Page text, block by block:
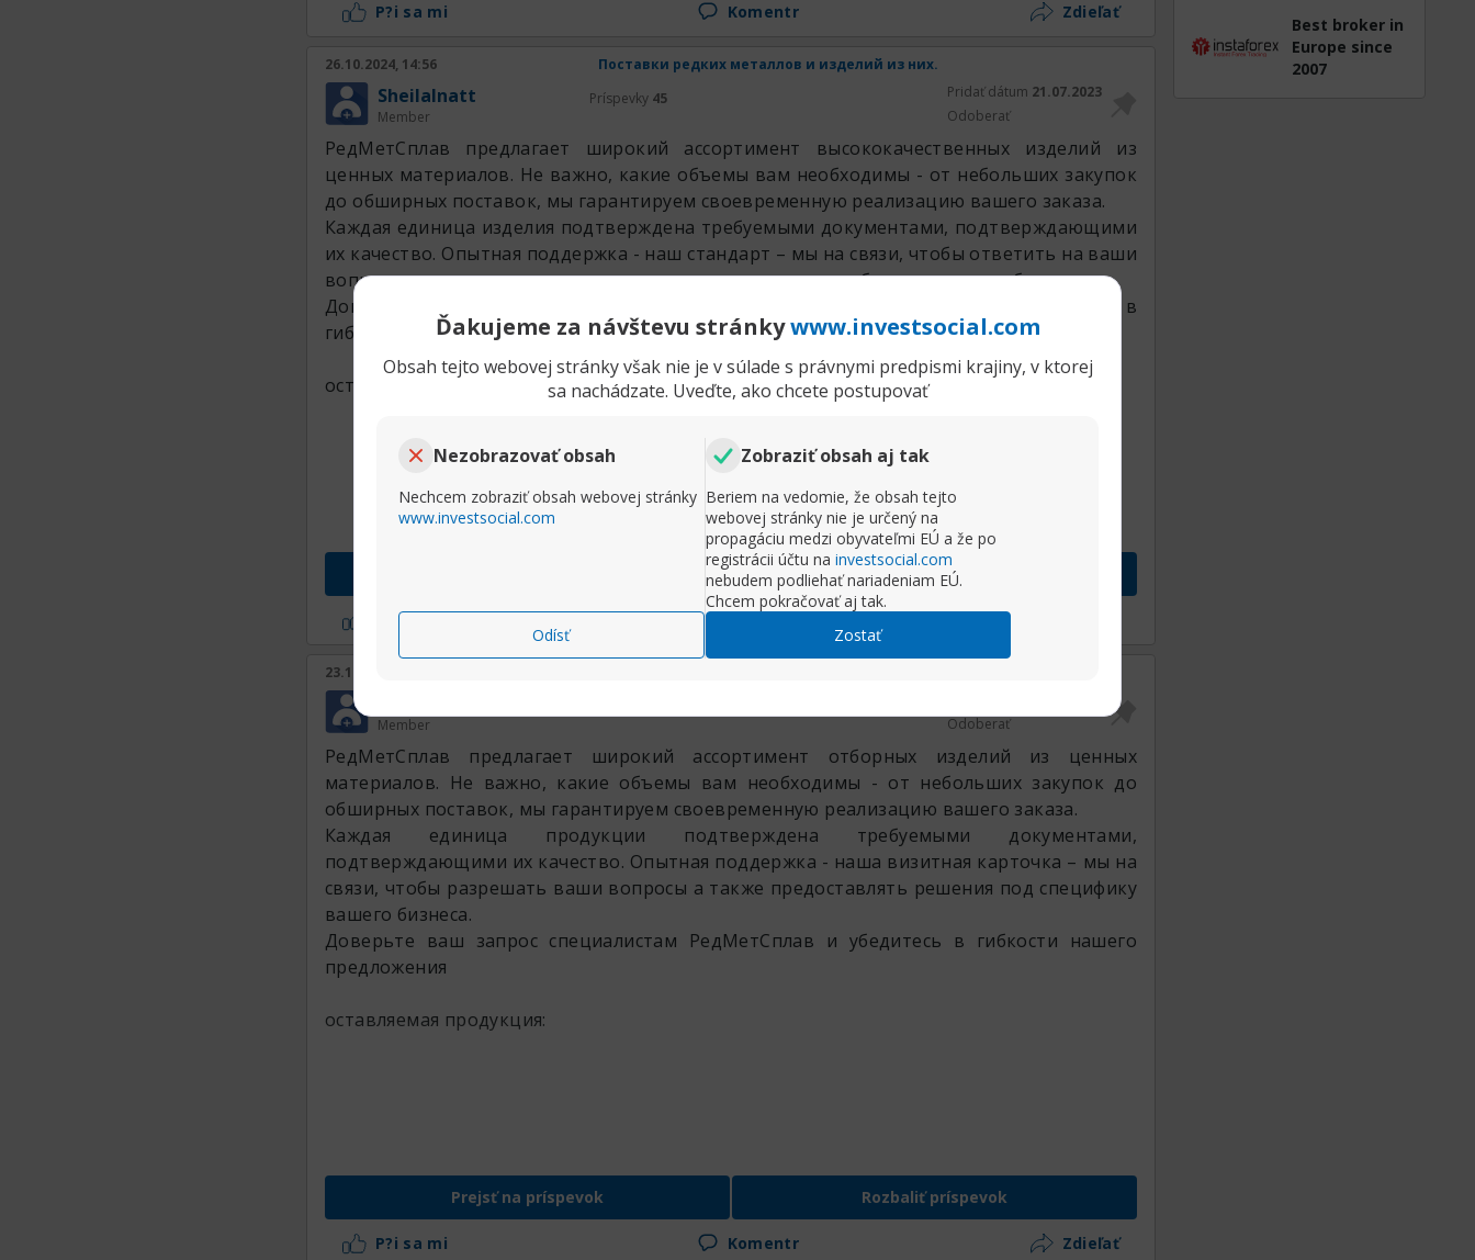
Ďakujeme za návštevu stránkywww.investsocial.com
Obsah tejto webovej stránky však nie je v súlade s právnymi predpismi krajiny, v ktorej
sa nachádzate. Uveďte, ako chcete postupovať
Nezobrazovať obsah
Nechcem zobraziť obsah webovej stránky
www.investsocial.com
Odísť
Zobraziť obsah aj tak
Beriem na vedomie, že obsah tejto
webovej stránky nie je určený na
propagáciu medzi obyvateľmi EÚ a že po
registrácii účtu na investsocial.com
nebudem podliehať nariadeniam EÚ.
Chcem pokračovať aj tak.
Zostať
P?i sa mi Komentr Zdieľať
26.10.2024, 14:56 Поставки редких металлов и изделий из них.
SheilaInatt
Member
Príspevky 45 Pridať dátum 21.07.2023
Odoberať
РедМетСплав предлагает широкий ассортимент высококачественных изделий из
ценных материалов. Не важно, какие объемы вам необходимы - от небольших закупок
до обширных поставок, мы гарантируем своевременную реализацию вашего заказа.
Каждая единица изделия подтверждена требуемыми документами, подтверждающими
их качество. Опытная поддержка - наш стандарт – мы на связи, чтобы ответить на ваши
вопросы по мере того как адаптировать решения под требования вашего бизнеса.
Доверьте потребности вашего бизнеса специалистам РедМетСплав и убедитесь в
гибкости нашего предложения
оставляемая продукция:
Rozbaliť príspevok
P?i sa mi
23.10.2024, 13:03
Member
Odoberať
РедМетСплав предлагает широкий ассортимент отборных изделий из ценных
материалов. Не важно, какие объемы вам необходимы - от небольших закупок до
обширных поставок, мы гарантируем своевременную реализацию вашего заказа.
Каждая единица продукции подтверждена требуемыми документами,
подтверждающими их качество. Опытная поддержка - наша визитная карточка – мы на
связи, чтобы разрешать ваши вопросы а также предоставлять решения под специфику
вашего бизнеса.
Доверьте ваш запрос специалистам РедМетСплав и убедитесь в гибкости нашего
предложения
оставляемая продукция:
Prejsť na príspevok Rozbaliť príspevok
P?i sa mi Komentr Zdieľať
Best broker in
Europe since
2007